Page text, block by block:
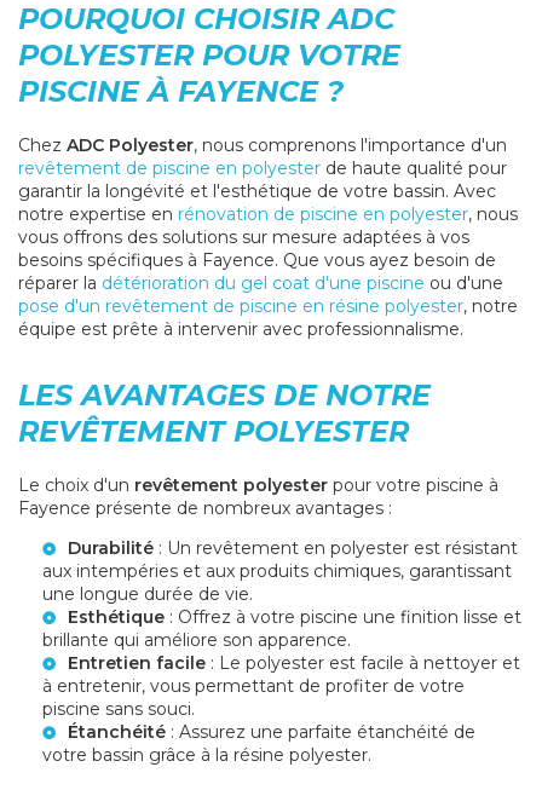
POURQUOI CHOISIR ADC
POLYESTER POUR VOTRE
PISCINE À FAYENCE ?
Chez ADC Polyester, nous comprenons l'importance d'un
revêtement de piscine en polyester de haute qualité pour
garantir la longévité et l'esthétique de votre bassin. Avec
notre expertise en rénovation de piscine en polyester, nous
vous offrons des solutions sur mesure adaptées à vos
besoins spécifiques à Fayence. Que vous ayez besoin de
réparer la détérioration du gel coat d'une piscine ou d'une
pose d'un revêtement de piscine en résine polyester, notre
équipe est prête à intervenir avec professionnalisme.
LES AVANTAGES DE NOTRE
REVÊTEMENT POLYESTER
Le choix d'un revêtement polyester pour votre piscine à
Fayence présente de nombreux avantages :
Durabilité : Un revêtement en polyester est résistant
aux intempéries et aux produits chimiques, garantissant
une longue durée de vie.
Esthétique : Offrez à votre piscine une finition lisse et
brillante qui améliore son apparence.
Entretien facile : Le polyester est facile à nettoyer et
à entretenir, vous permettant de profiter de votre
piscine sans souci.
Étanchéité : Assurez une parfaite étanchéité de
votre bassin grâce à la résine polyester.